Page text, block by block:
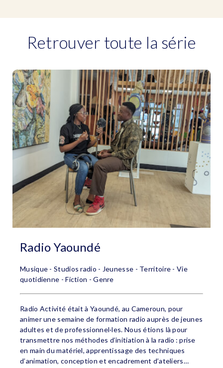
Retrouver toute la série
Radio Yaoundé
Musique - Studios radio - Jeunesse - Territoire - Vie
quotidienne - Fiction - Genre
Radio Activité était à Yaoundé, au Cameroun, pour
animer une semaine de formation radio auprès de jeunes
adultes et de professionnel·les. Nous étions là pour
transmettre nos méthodes d’initiation à la radio : prise
en main du matériel, apprentissage des techniques
d’animation, conception et encadrement d’ateliers…